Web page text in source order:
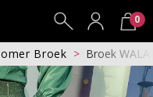
0
Zomer Broek Broek